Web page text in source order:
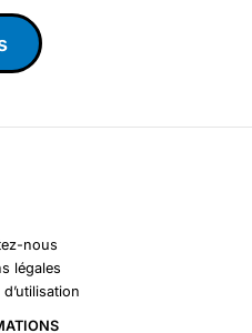
nous
légales